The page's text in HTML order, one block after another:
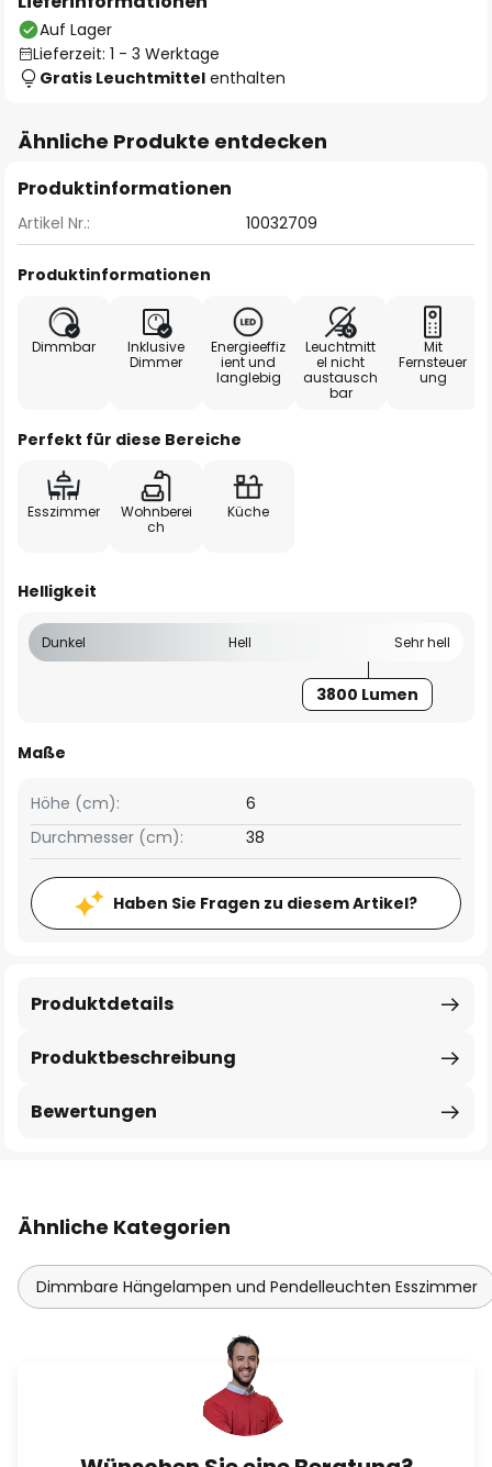
Auf Lager
Lieferzeit: 1 - 3 Werktage
Gratis Leuchtmittel enthalten
Ähnliche Produkte entdecken
Produktinformationen
Artikel Nr.: 10032709
Produktinformationen
Dimmbar
Inklusive
Dimmer
Energieeffiz
ient und
langlebig
Leuchtmitt
el nicht
austausch
bar
Mit
Fernsteuer
ung
Perfekt für diese Bereiche
Esszimmer
Wohnberei
ch
Küche
Helligkeit
Dunkel Hell Sehr hell
3800 Lumen
Maße
Höhe (cm):
6
Durchmesser (cm):
38
Haben Sie Fragen zu diesem Artikel?
Produktbeschreibung
Produktdetails
Bewertungen
Ähnliche Kategorien
Dimmbare Hängelampen und Pendelleuchten Esszimmer